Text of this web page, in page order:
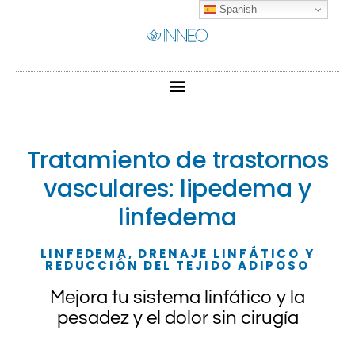
Tratamiento de trastornos
vasculares: lipedema y
linfedema
LINFEDEMA, DRENAJE LINFÁTICO Y
REDUCCIÓN DEL TEJIDO ADIPOSO
Mejora tu sistema linfático y la
pesadez y el dolor sin cirugía
Spanish